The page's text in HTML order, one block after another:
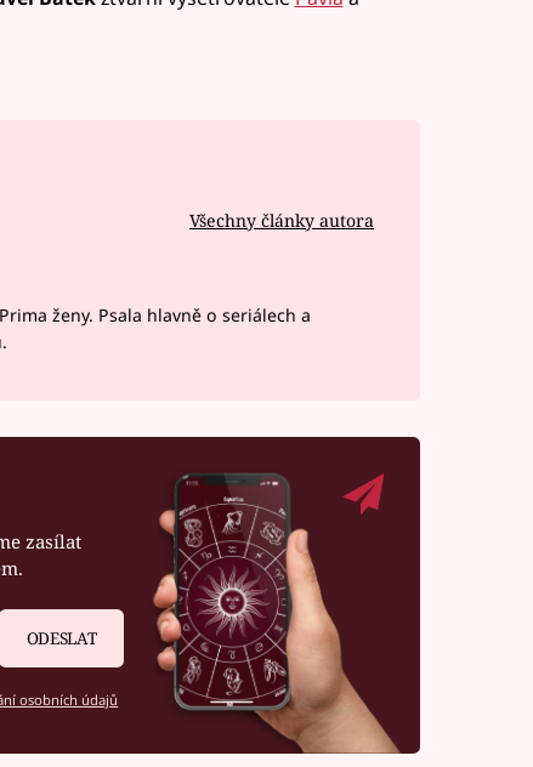
Všechny články autora
ženy. Psala hlavně o seriálech a
zasílat
ODESLAT
osobních údajů